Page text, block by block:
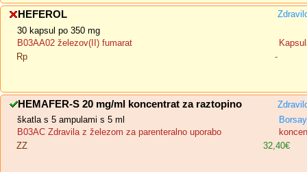
HEFEROL
30 kapsul po 350 mg
B03AA02 železov(II) fumarat
Rp
-
HEMAFER-S 20 mg/ml koncentrat za raztopino
škatla s 5 ampulami s 5 ml
B03AC Zdravila z železom za parenteralno uporabo
ZZ
32,40€